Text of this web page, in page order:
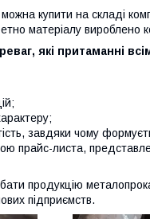
купити на складі
матеріалу вироблено
які притаманні
завдяки чому
прайс-листа,
продукцію
підприємств.